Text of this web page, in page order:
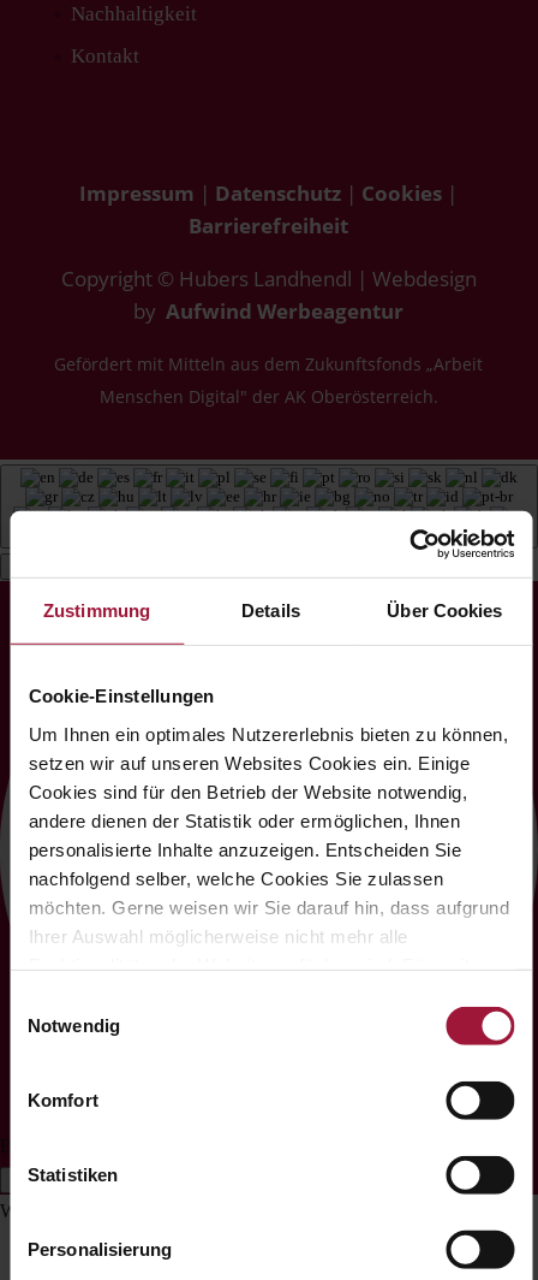
Zustimmung Details Über Cookies
Cookie-Einstellungen
Um Ihnen ein optimales Nutzererlebnis bieten zu können,
setzen wir auf unseren Websites Cookies ein. Einige
Cookies sind für den Betrieb der Website notwendig,
andere dienen der Statistik oder ermöglichen, Ihnen
personalisierte Inhalte anzuzeigen. Entscheiden Sie
nachfolgend selber, welche Cookies Sie zulassen
möchten. Gerne weisen wir Sie darauf hin, dass aufgrund
Ihrer Auswahl möglicherweise nicht mehr alle
Datenschutzerklärung und Cookie Policy.
Notwendig
Komfort
Statistiken
Personalisierung
Nachhaltigkeit
Kontakt
Impressum | Datenschutz | Cookies |
Barrierefreiheit
Copyright © Hubers Landhendl | Webdesign
byAufwind Werbeagentur
Gefördert mit Mitteln aus dem Zukunftsfonds „Arbeit
Menschen Digital" der AK Oberösterreich.
Barrierefreiheits-Anpassungen
Symbolleiste ausblenden
Wählen Sie Ihr Barrierefreiheitsprofil